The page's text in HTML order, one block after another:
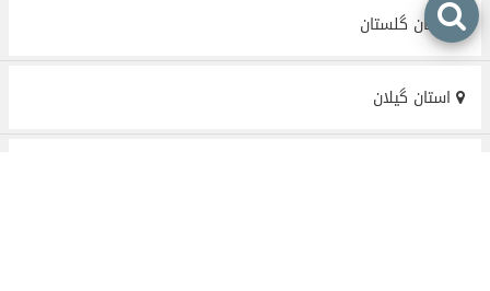
استان گلستان
استان گیلان